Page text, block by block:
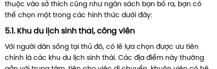
thuộc vào sở thích cũng như ngân sách bạn bỏ ra, bạn có
thể chọn một trong các hình thức dưới đây:
5.1. Khu du lịch sinh thái, công viên
Với người dân sống tại thủ đô, có lẽ lựa chọn được ưu tiên
chính là các khu du lịch sinh thái. Các địa điểm này thường